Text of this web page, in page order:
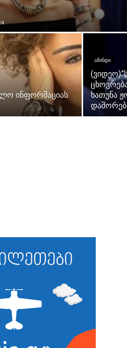
ინფორმაციას
ᲐᲛᲘᲜᲓᲘ
ხათუნა